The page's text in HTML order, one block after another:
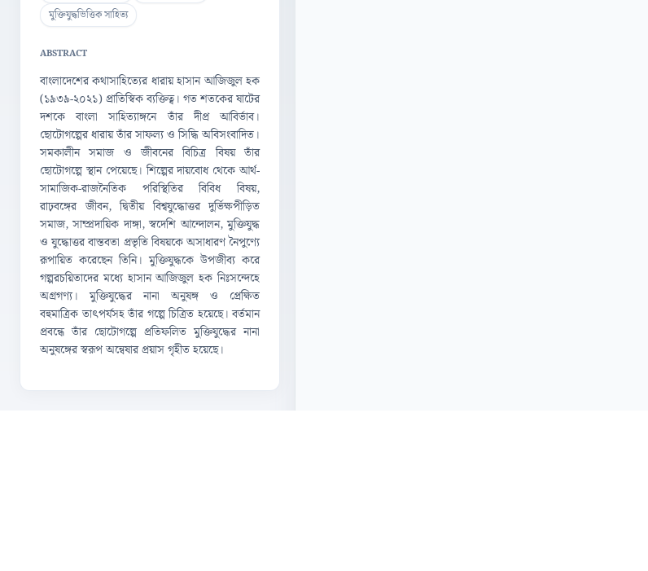
মুক্তিযুদ্ধভিত্তিক সাহিত্য
ABSTRACT
বাংলাদেশের কথাসাহিত্যের ধারায় হাসান আজিজুল হক
(১৯৩৯-২০২১) প্রাতিস্বিক ব্যক্তিত্ব। গত শতকের ষাটের
দশকে বাংলা সাহিত্যাঙ্গনে তাঁর দীপ্র আবির্ভাব।
ছোটোগল্পের ধারায় তাঁর সাফল্য ও সিদ্ধি অবিসংবাদিত।
সমকালীন সমাজ ও জীবনের বিচিত্র বিষয় তাঁর
ছোটোগল্পে স্থান পেয়েছে। শিল্পের দায়বোধ থেকে আর্থ-
সামাজিক-রাজনৈতিক পরিস্থিতির বিবিধ বিষয়,
রাঢ়বঙ্গের জীবন, দ্বিতীয় বিশ্বযুদ্ধোত্তর দুর্ভিক্ষপীড়িত
সমাজ, সাম্প্রদায়িক দাঙ্গা, স্বদেশি আন্দোলন, মুক্তিযুদ্ধ
ও যুদ্ধোত্তর বাস্তবতা প্রভৃতি বিষয়কে অসাধারণ নৈপুণ্যে
রূপায়িত করেছেন তিনি। মুক্তিযুদ্ধকে উপজীব্য করে
গল্পরচয়িতাদের মধ্যে হাসান আজিজুল হক নিঃসন্দেহে
অগ্রগণ্য। মুক্তিযুদ্ধের নানা অনুষঙ্গ ও প্রেক্ষিত
বহুমাত্রিক তাৎপর্যসহ তাঁর গল্পে চিত্রিত হয়েছে। বর্তমান
প্রবন্ধে তাঁর ছোটোগল্পে প্রতিফলিত মুক্তিযুদ্ধের নানা
অনুষঙ্গের স্বরূপ অন্বেষার প্রয়াস গৃহীত হয়েছে।